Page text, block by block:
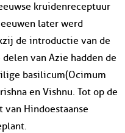
kruidenreceptuur
later werd
de introductie van de
van Azie hadden de
basilicum(Ocimum
en Vishnu. Tot op de
van Hindoestaanse